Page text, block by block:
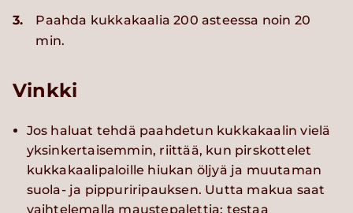
3.
Paahda kukkakaalia 200 asteessa noin 20
min.
Vinkki
Jos haluat tehdä paahdetun kukkakaalin vielä
yksinkertaisemmin, riittää, kun pirskottelet
kukkakaalipaloille hiukan öljyä ja muutaman
suola- ja pippuriripauksen. Uutta makua saat
vaihtelemalla maustepalettia: testaa